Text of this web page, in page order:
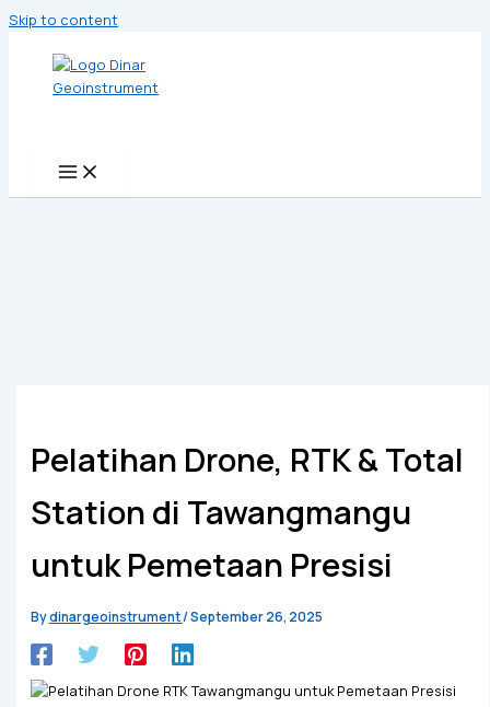
Skip to content
Pelatihan Drone, RTK & Total
Station di Tawangmangu
untuk Pemetaan Presisi
Bydinargeoinstrument/September 26, 2025